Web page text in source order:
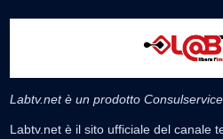
Labtv.net è un prodotto
Labtv.net è il sito ufficiale del canale